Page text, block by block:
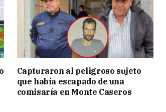
Capturaron al peligroso sujeto
que había escapado de una
comisaría en Monte Caseros